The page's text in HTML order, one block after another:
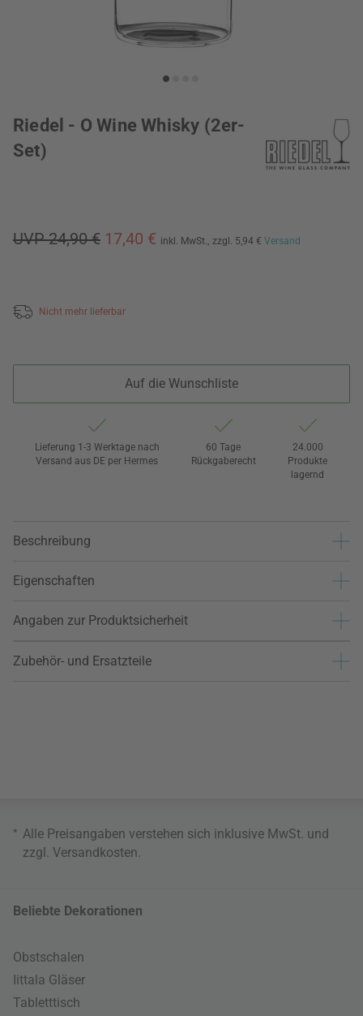
Riedel - O Wine Whisky (2er-
Set)
UVP 24,90 € 17,40 € inkl. MwSt., zzgl. 5,94 € Versand
Nicht mehr lieferbar
Auf die Wunschliste
Lieferung 1-3 Werktage nach
Versand aus DE per Hermes
60 Tage
Rückgaberecht
24.000
Produkte
lagernd
Beschreibung
Eigenschaften
Angaben zur Produktsicherheit
Zubehör- und Ersatzteile
* Alle Preisangaben verstehen sich inklusive MwSt. und
zzgl. Versandkosten
Beliebte Dekorationen
Obstschalen
Iittala Gläser
Tabletttisch